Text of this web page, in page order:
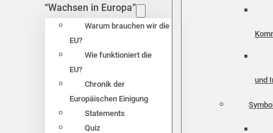
“Wachsen in Europa”
Warum brauchen wir die
EU?
Wie funktioniert die
EU?
Chronik der
Europäischen Einigung
Statements
Quiz
und